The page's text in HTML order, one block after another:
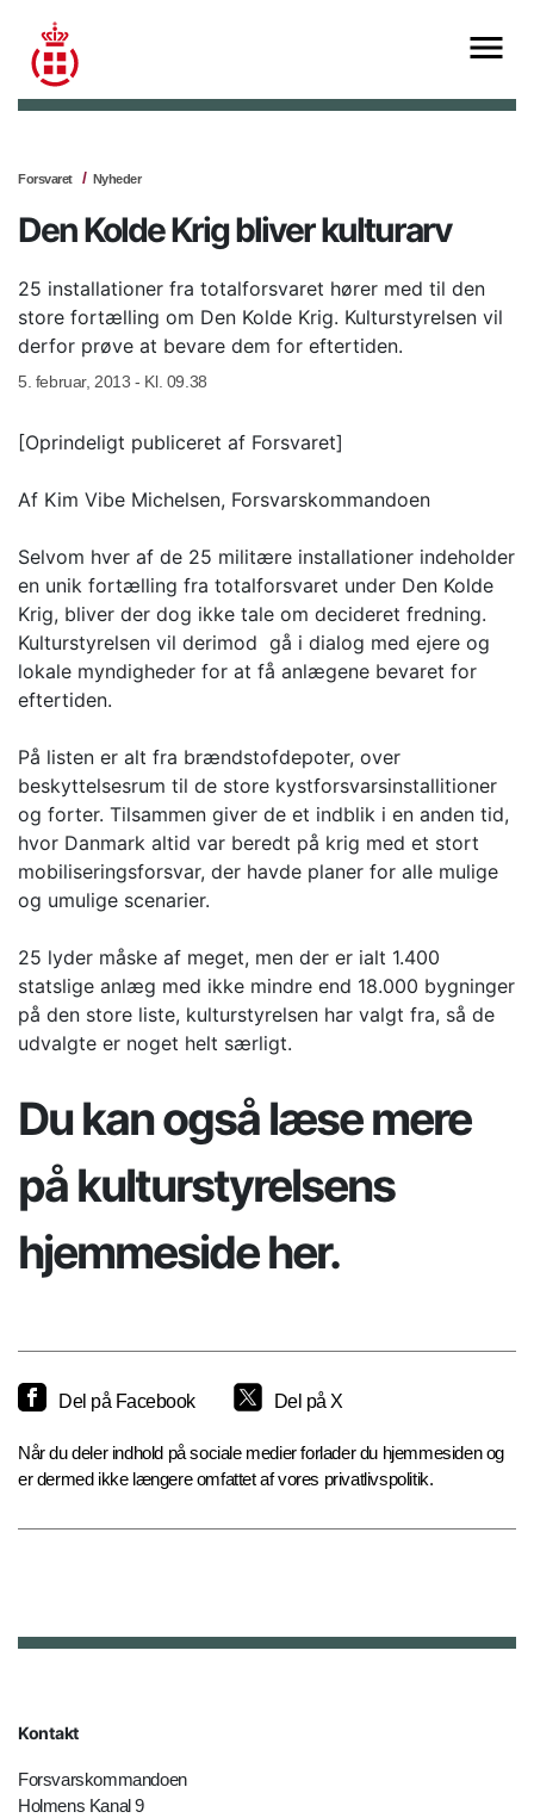
Forsvaret Nyheder
Den Kolde Krig bliver kulturarv
25 installationer fra totalforsvaret hører med til den
store fortælling om Den Kolde Krig. Kulturstyrelsen vil
derfor prøve at bevare dem for eftertiden.
5. februar, 2013 - Kl. 09.38
[Oprindeligt publiceret af Forsvaret]
Af Kim Vibe Michelsen, Forsvarskommandoen
Selvom hver af de 25 militære installationer indeholder
en unik fortælling fra totalforsvaret under Den Kolde
Krig, bliver der dog ikke tale om decideret fredning.
Kulturstyrelsen vil derimod gå i dialog med ejere og
lokale myndigheder for at få anlægene bevaret for
eftertiden.
På listen er alt fra brændstofdepoter, over
beskyttelsesrum til de store kystforsvarsinstallitioner
og forter. Tilsammen giver de et indblik i en anden tid,
hvor Danmark altid var beredt på krig med et stort
mobiliseringsforsvar, der havde planer for alle mulige
og umulige scenarier.
25 lyder måske af meget, men der er ialt 1.400
statslige anlæg med ikke mindre end 18.000 bygninger
på den store liste, kulturstyrelsen har valgt fra, så de
udvalgte er noget helt særligt.
Du kan også læse mere
på kulturstyrelsens
hjemmeside her.
Del på Facebook Del på X
Når du deler indhold på sociale medier forlader du hjemmesiden og
er dermed ikke længere omfattet af vores privatlivspolitik.
Kontakt
Forsvarskommandoen
Holmens Kanal 9